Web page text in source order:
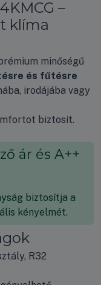
–
klíma
minőségű
és fűtésre
irodájába vagy
biztosít.
ár és A++
biztosítja a
kényelmét.
R32